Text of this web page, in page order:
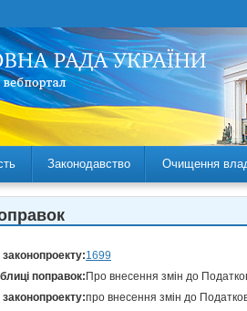
Законодавство Очищення
1699
поправок: Про внесення змін до
законопроекту:про внесення змін до